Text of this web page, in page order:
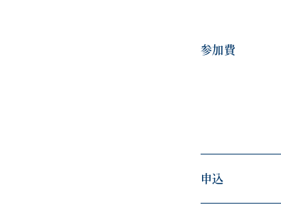
参加費
申込